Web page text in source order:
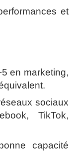
et
en marketing,
sociaux
TikTok,
capacité